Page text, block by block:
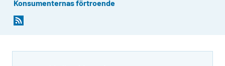
Konsumenternas förtroende